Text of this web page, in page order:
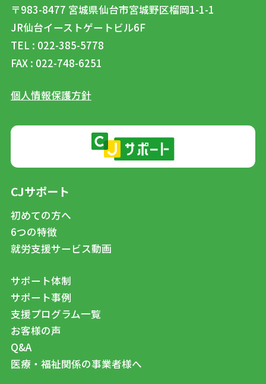
〒983-8477 宮城県仙台市宮城野区榴岡1-1-1
JR仙台イーストゲートビル6F
TEL : 022-385-5778
FAX : 022-748-6251
個人情報保護方針
CJサポート
初めての方へ
6つの特徴
就労支援サービス動画
サポート体制
サポート事例
支援プログラム一覧
お客様の声
Q&A
医療・福祉関係の事業者様へ